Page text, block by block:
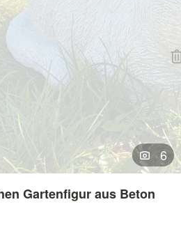
6
Gartenfigur aus Beton